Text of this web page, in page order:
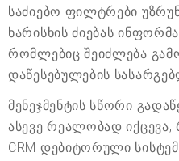
საძიებო ფილტრები
ხარისხის ძიებას
რომლებიც შეიძლება
დაწესებულების
მენეჯმენტის სწორი
ასევე რეალობად
CRM დებიტორული